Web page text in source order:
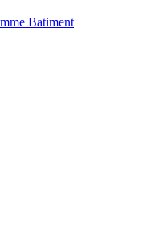
Batiment